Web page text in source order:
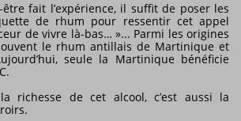
fait l’expérience, il suffit de poser les
de rhum pour ressentir cet appel
de vivre là-bas… »... Parmi les origines
le rhum antillais de Martinique et
seule la Martinique bénéficie
richesse de cet alcool, c’est aussi la